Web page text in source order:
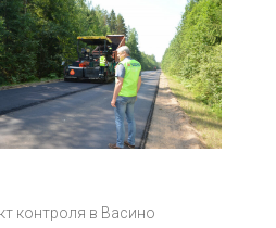
контроля в Васино